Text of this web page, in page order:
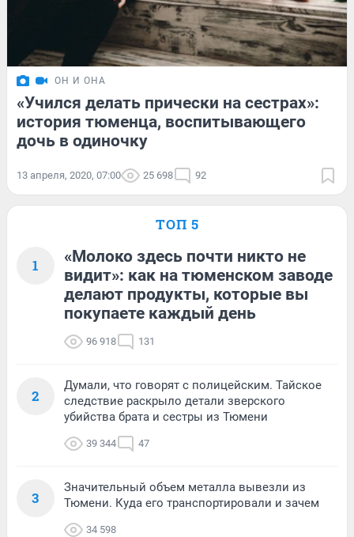
ОН И ОНА
«Учился делать прически на сестрах»:
история тюменца, воспитывающего
дочь в одиночку
13 апреля, 2020, 07:00 25 698 92
ТОП 5
1
«Молоко здесь почти никто не
видит»: как на тюменском заводе
делают продукты, которые вы
покупаете каждый день
96 918 131
2
Думали, что говорят с полицейским. Тайское
следствие раскрыло детали зверского
убийства брата и сестры из Тюмени
39 344 47
3
Значительный объем металла вывезли из
Тюмени. Куда его транспортировали и зачем
34 598